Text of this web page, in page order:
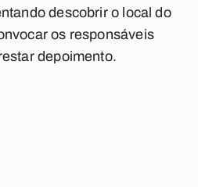
descobrir o local do
os responsáveis
depoimento.